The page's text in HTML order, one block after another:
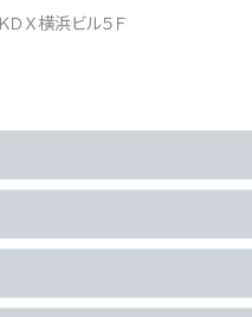
Ｘ横浜ビル５Ｆ